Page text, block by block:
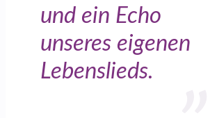
und ein Echo
unseres eigenen
Lebenslieds.